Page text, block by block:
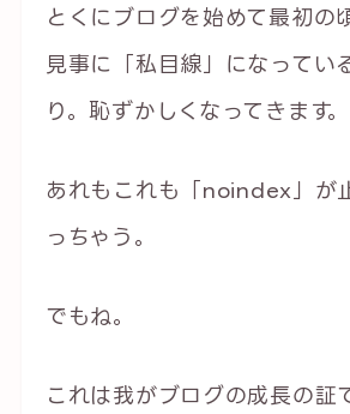
とくにブログを始めて最初の
見事に「私目線」になってい
り。恥ずかしくなってきます。
あれもこれも「noindex」が
っちゃう。
でもね。
これは我がブログの成長の証